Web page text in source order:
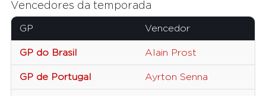
Vencedores da temporada
GP Vencedor
GP do Brasil Alain Prost
GP de Portugal Ayrton Senna